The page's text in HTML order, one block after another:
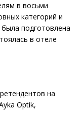
в восьми
категорий и
подготовлена
в отеле
на
Optik,